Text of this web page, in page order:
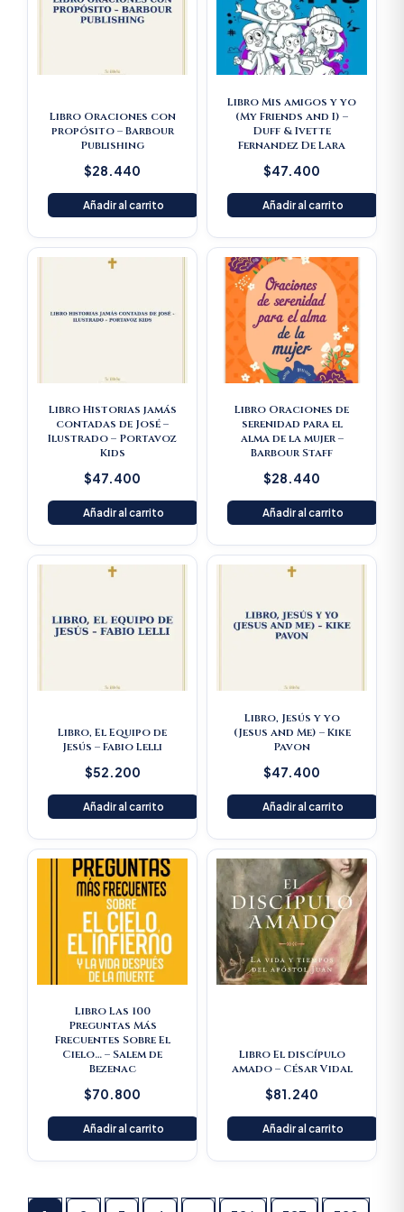
Libro Oraciones con
propósito – Barbour
Publishing
$28.440
Añadir al carrito
Libro Mis amigos y yo
(My Friends and I) –
Duff & Ivette
Fernandez De Lara
$47.400
Añadir al carrito
Libro Historias jamás
contadas de José –
Ilustrado – Portavoz
Kids
$47.400
Añadir al carrito
Libro Oraciones de
serenidad para el
alma de la mujer –
Barbour Staff
$28.440
Añadir al carrito
Libro, El Equipo de
Jesús – Fabio Lelli
$52.200
Añadir al carrito
Libro, Jesús y yo
(Jesus and Me) – Kike
Pavon
$47.400
Añadir al carrito
Libro Las 100
Preguntas Más
Frecuentes Sobre El
Cielo… – Salem de
Bezenac
$70.800
Añadir al carrito
Libro El discípulo
amado – César Vidal
$81.240
Añadir al carrito